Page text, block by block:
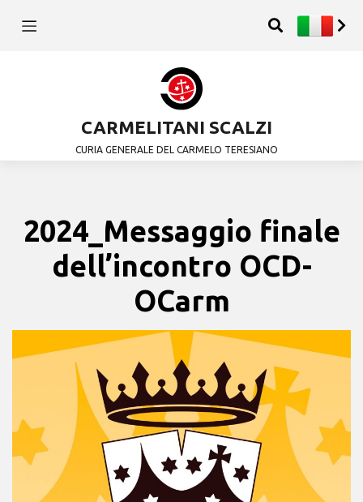
CARMELITANI SCALZI
CURIA GENERALE DEL CARMELO TERESIANO
2024_Messaggio finale
dell’incontro OCD-
OCarm